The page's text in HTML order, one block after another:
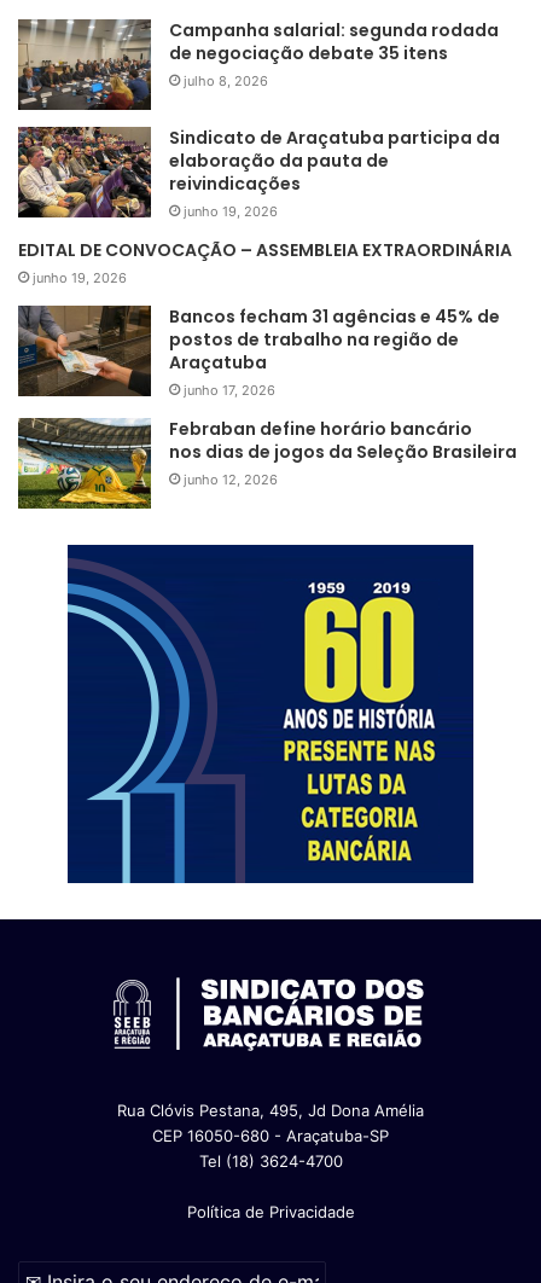
Campanha salarial: segunda rodada
de negociação debate 35 itens
julho 8, 2026
Sindicato de Araçatuba participa da
elaboração da pauta de
reivindicações
junho 19, 2026
EDITAL DE CONVOCAÇÃO – ASSEMBLEIA EXTRAORDINÁRIA
junho 19, 2026
Bancos fecham 31 agências e 45% de
postos de trabalho na região de
Araçatuba
junho 17, 2026
Febraban define horário bancário
nos dias de jogos da Seleção Brasileira
junho 12, 2026
Rua Clóvis Pestana, 495, Jd Dona Amélia
CEP 16050-680 - Araçatuba-SP
Tel (18) 3624-4700
Política de Privacidade